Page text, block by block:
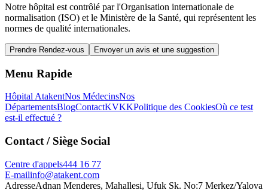
Notre hôpital est contrôlé par l'Organisation internationale de
normalisation (ISO) et le Ministère de la Santé, qui représentent les
normes de qualité internationales.
Prendre Rendez-vous Envoyer un avis et une suggestion
Menu Rapide
Hôpital AtakentNos MédecinsNos
DépartementsBlogContactKVKKPolitique des CookiesOù ce test
est-il effectué ?
Contact / Siège Social
Centre d'appels444 16 77
E-mailinfo@atakent.com
AdresseAdnan Menderes, Mahallesi, Ufuk Sk. No:7 Merkez/Yalova